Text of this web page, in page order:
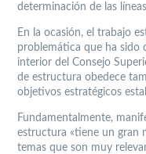
determinación de las
En la ocasión, el trabajo
problemática que ha sido
interior del Consejo
de estructura obedece
objetivos estratégicos
Fundamentalmente,
estructura «tiene un gran
temas que son muy